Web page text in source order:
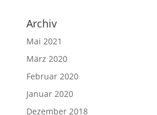
Archiv
Mai 2021
März 2020
Februar 2020
Januar 2020
Dezember 2018